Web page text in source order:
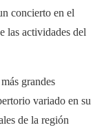
concierto en el
las actividades del
grandes
variado en su
de la región